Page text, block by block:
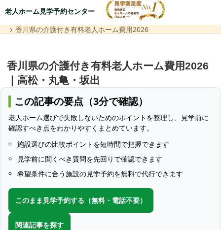
老人ホーム見学予約センター
香川県の介護付き有料老人ホーム費用2026
香川県の介護付き有料老人ホーム費用2026
｜高松・丸亀・坂出
この記事の要点（3分で確認）
老人ホーム選びで失敗しないためのポイントを整理し、見学前に
確認すべき点をわかりやすくまとめています。
施設選びの比較ポイントを短時間で把握できます
見学前に聞くべき質問を先回りで確認できます
希望条件に合う施設の見学予約を無料で代行できます
このまま見学予約する（無料・電話不要）
関連記事を探す